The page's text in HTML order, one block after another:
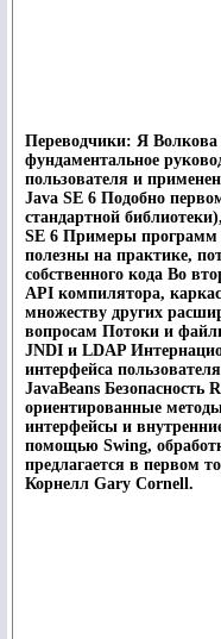
Переводчики: Я Волкова
фундаментальное
пользователя и
Java SE 6 Подобно
стандартной
SE 6 Примеры программ
полезны на практике,
собственного кода Во
API компилятора,
множеству других
вопросам Потоки и
JNDI и LDAP
интерфейса
JavaBeans
ориентированные
интерфейсы и
помощью Swing,
предлагается в первом
Корнелл Gary Cornell.